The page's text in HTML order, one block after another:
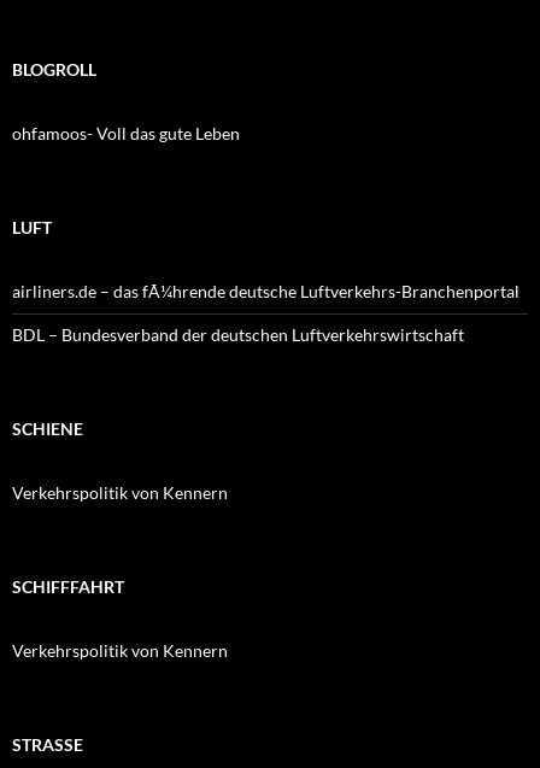
BLOGROLL
ohfamoos- Voll das gute Leben
LUFT
airliners.de – das fÃ¼hrende deutsche Luftverkehrs-Branchenportal
BDL – Bundesverband der deutschen Luftverkehrswirtschaft
SCHIENE
Verkehrspolitik von Kennern
SCHIFFFAHRT
Verkehrspolitik von Kennern
STRASSE